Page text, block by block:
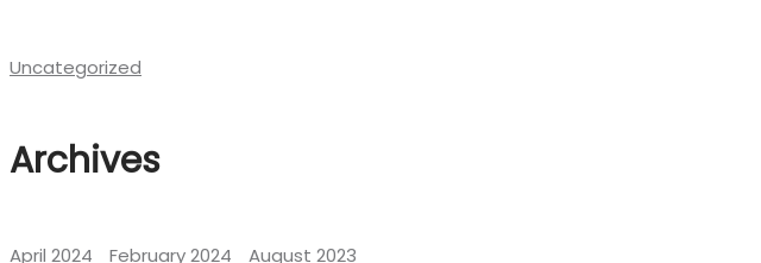
Uncategorized
Archives
April 2024 February 2024 August 2023